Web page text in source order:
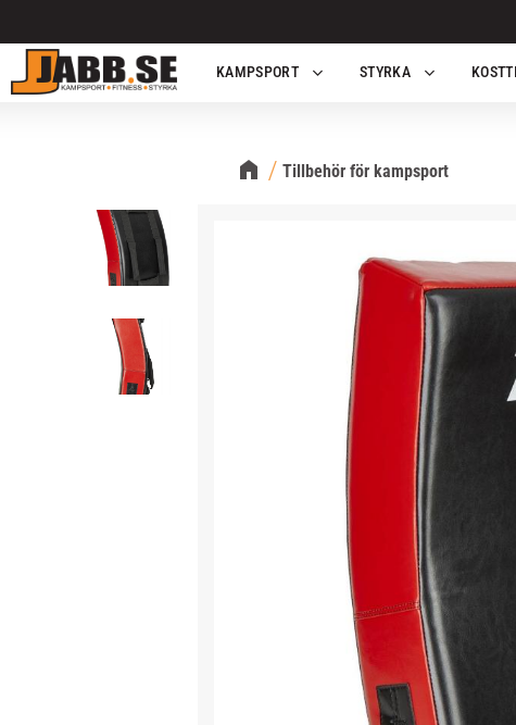
KAMPSPORT
STYRKA
Tillbehör för kampsport